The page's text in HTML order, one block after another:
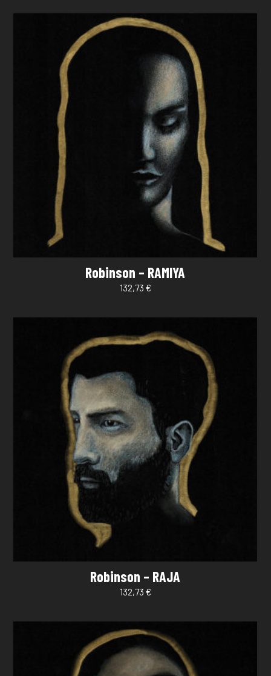
Robinson – RAMIYA
132,73 €
Robinson – RAJA
132,73 €